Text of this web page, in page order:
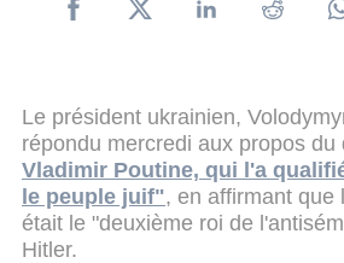
Le président ukrainien,
répondu mercredi aux propos du
Vladimir Poutine, qui l'a
le peuple juif", en affirmant que
était le "deuxième roi de
Hitler.